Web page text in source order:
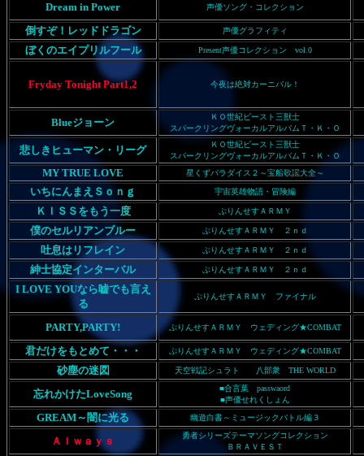
Dream in Power 声優ソング・コレクション
倒すぞ！レッドドラゴン 声優グラフィティ
ぼくのエイプリルフール Present声優コレクション vol.0
Fryday Tonight Part1,2 今夜は絶対カーニバル！
Blueジョーン
ＫＯ世紀ビースト三獣士
スパークリングヴォーカルアルバムＴ・Ｋ・Ｏ
悲しきヒューマン・リーグ
ＫＯ世紀ビースト三獣士
スパークリングヴォーカルアルバムＴ・Ｋ・Ｏ
MY TRUE LOVE 星くずパラダイス２～宝船歌謡大全～
いちにんまえＳｏｎｇ 宇宙英雄物語・冒険編
ＫＩＳＳをもう一度 ぷりんせすＡＲＭＹ
僕のセルリアンブルー ぷりんせすＡＲＭＹ ２ｎｄ
吐息はリフレイン ぷりんせすＡＲＭＹ ２ｎｄ
紳士協定インターバル ぷりんせすＡＲＭＹ ２ｎｄ
I LOVE YOUなら嘘でも言え
る
ぷりんせすＡＲＭＹ ファイナル
PARTY,PARTY! ぷりんせすＡＲＭＹ ウェディング★COMBAT
君だけをもとめて・・・ ぷりんせすＡＲＭＹ ウェディング★COMBAT
砂塵の迷図 天空戦記シュラト 八部衆 THE WORLD
忘れかけたLoveSong
■合言葉 passwaord
■声優せれくしょん
GREAM～闇に光る 幽遊白書～ミュージックバトル編３
Ａｌｗａｙｓ
勇者シリーズテーマソングコレクション
ＢＲＡＶＥＳＴ